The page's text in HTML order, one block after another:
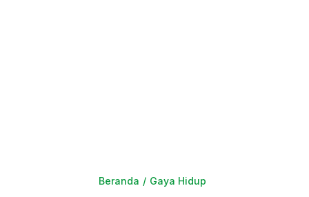
Beranda Gaya Hidup